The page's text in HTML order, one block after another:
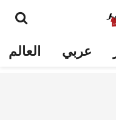
عربي العالم